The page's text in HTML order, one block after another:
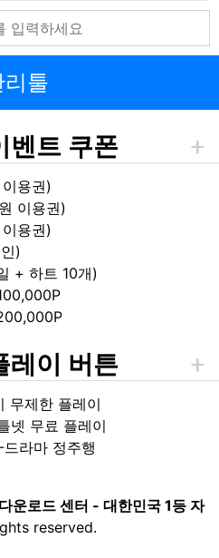
리툴
벤트 쿠폰
용권)
이용권)
용권)
)
+ 하트 10개)
레이 버튼
무제한 플레이
넷 무료 플레이
라마 정주행
운로드 센터 - 대한민국 1등 자
reserved.